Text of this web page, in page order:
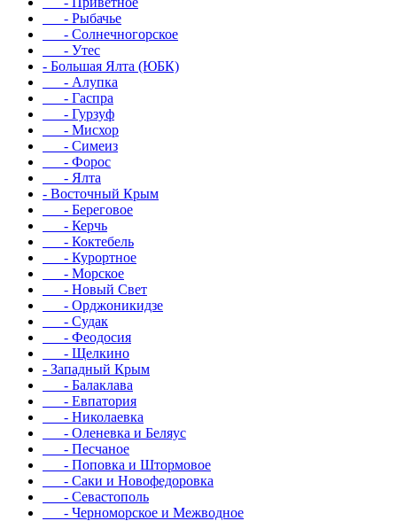
- Рыбачье
- Солнечногорское
- Утес
- Большая Ялта (ЮБК)
- Алупка
- Гаспра
- Гурзуф
- Мисхор
- Симеиз
- Форос
- Ялта
- Восточный Крым
- Береговое
- Керчь
- Коктебель
- Курортное
- Морское
- Новый Свет
- Орджоникидзе
- Судак
- Феодосия
- Щелкино
- Западный Крым
- Балаклава
- Евпатория
- Николаевка
- Оленевка и Беляус
- Песчаное
- Поповка и Штормовое
- Саки и Новофедоровка
- Севастополь
- Черноморское и Межводное